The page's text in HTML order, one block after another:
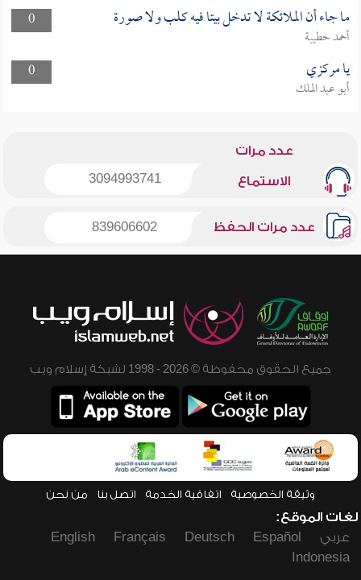
0
ما جاء أن الملائكة لا تدخل بيتا فيه كلب ولا صورة
أحمد حطيبة
0
يا مركزي
أبو عبد الملك
عدد مرات
الاستماع 3094993741
عدد مرات الحفظ 839606602
جميع الحقوق محفوظة © 2026 - 1998 لشبكة إسلام ويب
وثيقة الخصوصية اتفاقية الخدمة اتصل بنا من نحن
لغات الموقع:
عربي
Español
Deutsch
Français
English
Indonesia